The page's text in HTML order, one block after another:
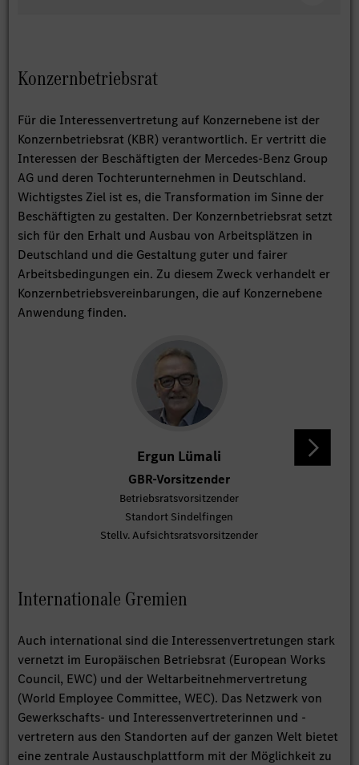
Konzernbetriebsrat
Für die Interessenvertretung auf Konzernebene ist der
Konzernbetriebsrat (KBR) verantwortlich. Er vertritt die
Interessen der Beschäftigten der Mercedes-Benz Group
AG und deren Tochterunternehmen in Deutschland.
Wichtigstes Ziel ist es, die Transformation im Sinne der
Beschäftigten zu gestalten. Der Konzernbetriebsrat setzt
sich für den Erhalt und Ausbau von Arbeitsplätzen in
Deutschland und die Gestaltung guter und fairer
Arbeitsbedingungen ein. Zu diesem Zweck verhandelt er
Konzernbetriebsvereinbarungen, die auf Konzernebene
Anwendung finden.
Ergun Lümali
GBR-Vorsitzender
Betriebsratsvorsitzender
Standort Sindelfingen
Stellv. Aufsichtsratsvorsitzender
Internationale Gremien
Auch international sind die Interessenvertretungen stark
vernetzt im Europäischen Betriebsrat (European Works
Council, EWC) und der Weltarbeitnehmervertretung
(World Employee Committee, WEC). Das Netzwerk von
Gewerkschafts- und Interessenvertreterinnen und -
vertretern aus den Standorten auf der ganzen Welt bietet
eine zentrale Austauschplattform mit der Möglichkeit zu